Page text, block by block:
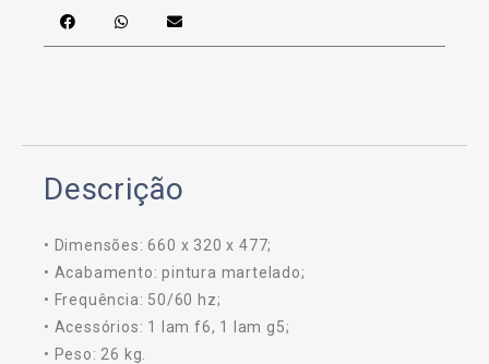
Descrição
• Dimensões: 660 x 320 x 477;
• Acabamento: pintura martelado;
• Frequência: 50/60 hz;
• Acessórios: 1 lam f6, 1 lam g5;
• Peso: 26 kg.